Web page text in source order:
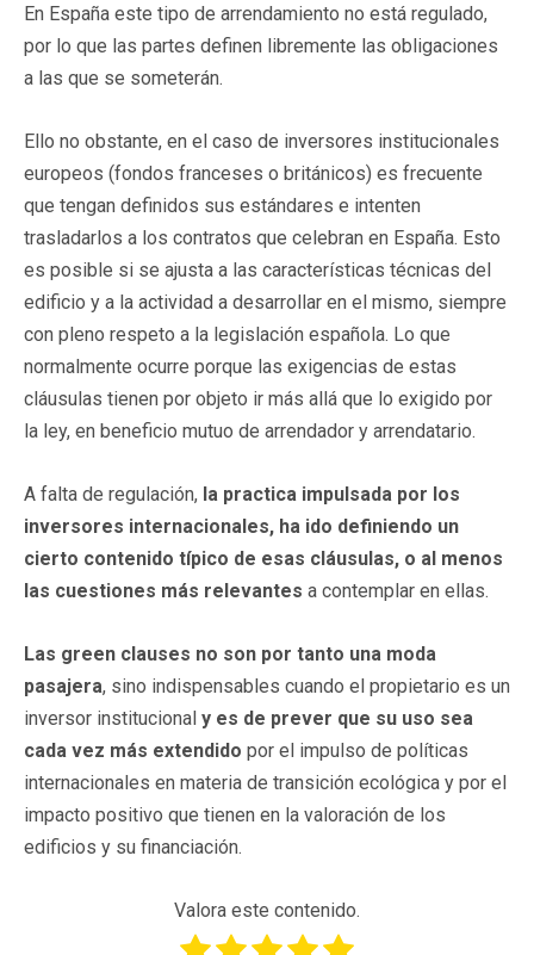
En España este tipo de arrendamiento no está regulado,
por lo que las partes definen libremente las obligaciones
a las que se someterán.
Ello no obstante, en el caso de inversores institucionales
europeos (fondos franceses o británicos) es frecuente
que tengan definidos sus estándares e intenten
trasladarlos a los contratos que celebran en España. Esto
es posible si se ajusta a las características técnicas del
edificio y a la actividad a desarrollar en el mismo, siempre
con pleno respeto a la legislación española. Lo que
normalmente ocurre porque las exigencias de estas
cláusulas tienen por objeto ir más allá que lo exigido por
la ley, en beneficio mutuo de arrendador y arrendatario.
A falta de regulación, la practica impulsada por los
inversores internacionales, ha ido definiendo un
cierto contenido típico de esas cláusulas, o al menos
las cuestiones más relevantes a contemplar en ellas.
Las green clauses no son por tanto una moda
pasajera, sino indispensables cuando el propietario es un
inversor institucional y es de prever que su uso sea
cada vez más extendido por el impulso de políticas
internacionales en materia de transición ecológica y por el
impacto positivo que tienen en la valoración de los
edificios y su financiación.
Valora este contenido.